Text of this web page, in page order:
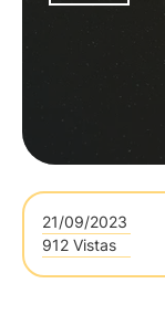
comprender
21/09/2023
912 Vistas